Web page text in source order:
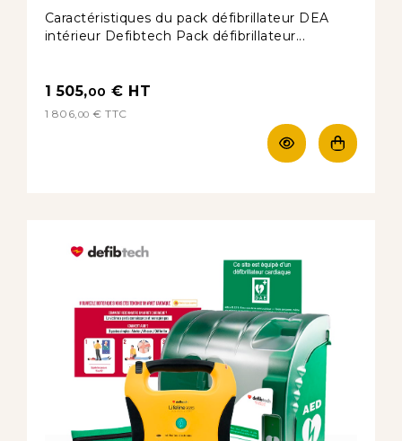
Caractéristiques du pack défibrillateur DEA
intérieur Defibtech Pack défibrillateur...
1 505,00 € HT
1 806,00 € TTC